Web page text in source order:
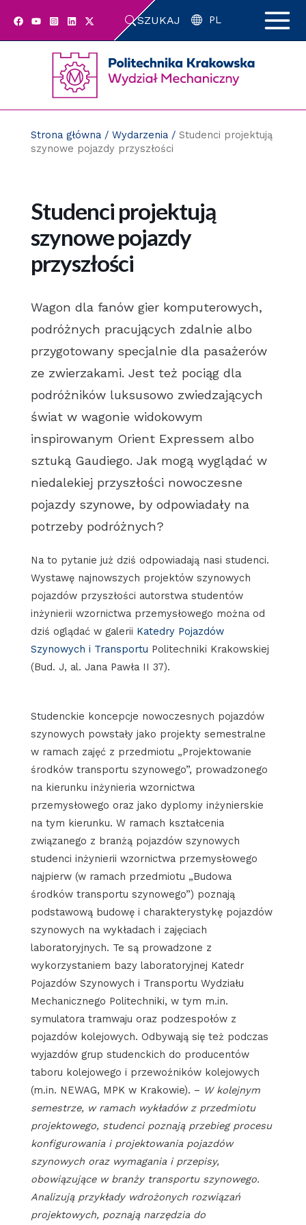
SZUKAJ PL
Strona główna/ Wydarzenia/ Studenci projektują
szynowe pojazdy przyszłości
Studenci projektują
szynowe pojazdy
przyszłości
Wagon dla fanów gier komputerowych,
podróżnych pracujących zdalnie albo
przygotowany specjalnie dla pasażerów
ze zwierzakami. Jest też pociąg dla
podróżników luksusowo zwiedzających
świat w wagonie widokowym
inspirowanym Orient Expressem albo
sztuką Gaudiego. Jak mogą wyglądać w
niedalekiej przyszłości nowoczesne
pojazdy szynowe, by odpowiadały na
potrzeby podróżnych?
Na to pytanie już dziś odpowiadają nasi studenci.
Wystawę najnowszych projektów szynowych
pojazdów przyszłości autorstwa studentów
inżynierii wzornictwa przemysłowego można od
dziś oglądać w galerii Katedry Pojazdów
Szynowych i Transportu Politechniki Krakowskiej
(Bud. J, al. Jana Pawła II 37).
Studenckie koncepcje nowoczesnych pojazdów
szynowych powstały jako projekty semestralne
w ramach zajęć z przedmiotu „Projektowanie
środków transportu szynowego”, prowadzonego
na kierunku inżynieria wzornictwa
przemysłowego oraz jako dyplomy inżynierskie
na tym kierunku. W ramach kształcenia
związanego z branżą pojazdów szynowych
studenci inżynierii wzornictwa przemysłowego
najpierw (w ramach przedmiotu „Budowa
środków transportu szynowego”) poznają
podstawową budowę i charakterystykę pojazdów
szynowych na wykładach i zajęciach
laboratoryjnych. Te są prowadzone z
wykorzystaniem bazy laboratoryjnej Katedr
Pojazdów Szynowych i Transportu Wydziału
Mechanicznego Politechniki, w tym m.in.
symulatora tramwaju oraz podzespołów z
pojazdów kolejowych. Odbywają się też podczas
wyjazdów grup studenckich do producentów
taboru kolejowego i przewoźników kolejowych
(m.in. NEWAG, MPK w Krakowie). – W kolejnym
semestrze, w ramach wykładów z przedmiotu
projektowego, studenci poznają przebieg procesu
konfigurowania i projektowania pojazdów
szynowych oraz wymagania i przepisy,
obowiązujące w branży transportu szynowego.
Analizują przykłady wdrożonych rozwiązań
projektowych, poznają narzędzia do